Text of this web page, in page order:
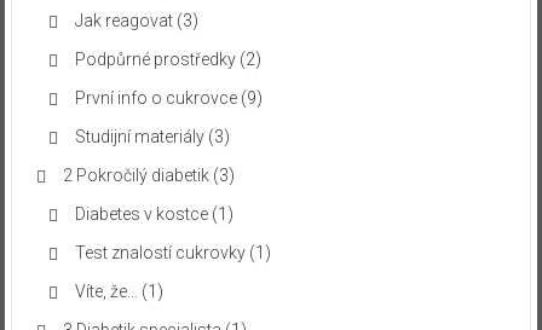
Jak reagovat(3)
Podpůrné prostředky(2)
První info o cukrovce(9)
Studijní materiály(3)
2 Pokročilý diabetik(3)
Diabetes v kostce(1)
Test znalostí cukrovky(1)
Víte, že…
(1)